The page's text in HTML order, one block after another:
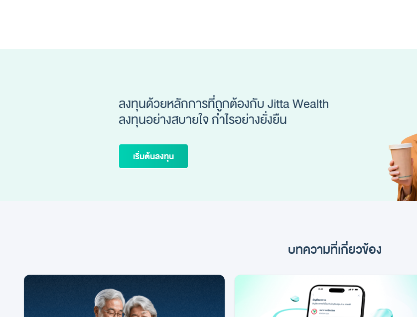
ลงทุนด้วยหลักการที่ถูกต้องกับ Jitta Wealth
ลงทุนอย่างสบายใจ กำไรอย่างยั่งยืน
เริ่มต้นลงทุน
บทความที่เกี่ยวข้อง